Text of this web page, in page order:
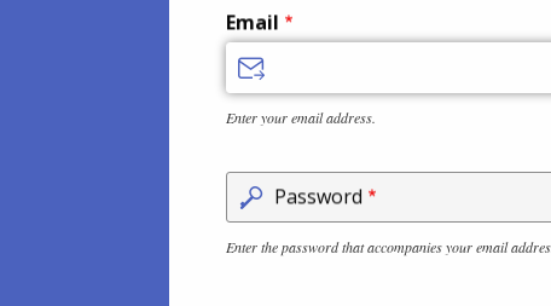
Email
Enter your email address.
Password
Enter the password that accompanies your email